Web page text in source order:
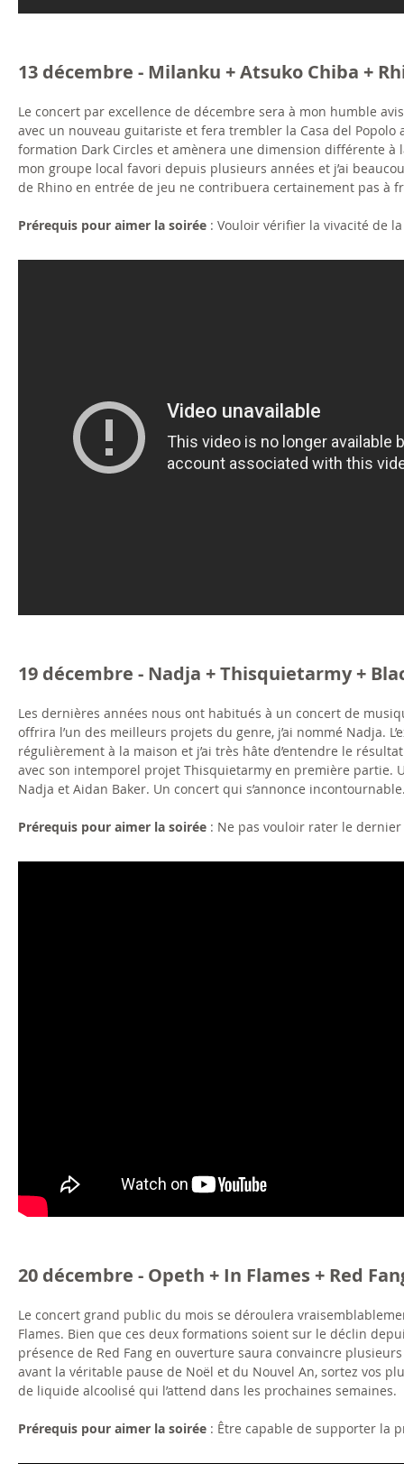
13 décembre - Milanku + Atsuko Chiba +
Le concert par excellence de décembre sera à mon humble
avec un nouveau guitariste et fera trembler la Casa del Popolo
formation Dark Circles et amènera une dimension différente à
mon groupe local favori depuis plusieurs années et j’ai
de Rhino en entrée de jeu ne contribuera certainement pas à
Prérequis pour aimer la soirée : Vouloir vérifier la vivacité de
19 décembre - Nadja + Thisquietarmy +
Les dernières années nous ont habitués à un concert de
offrira l’un des meilleurs projets du genre, j’ai nommé Nadja.
régulièrement à la maison et j’ai très hâte d’entendre le
avec son intemporel projet Thisquietarmy en première partie.
Nadja et Aidan Baker. Un concert qui s’annonce
Prérequis pour aimer la soirée : Ne pas vouloir rater le
20 décembre - Opeth + In Flames + Red
Le concert grand public du mois se déroulera
Flames. Bien que ces deux formations soient sur le déclin
présence de Red Fang en ouverture saura convaincre
avant la véritable pause de Noël et du Nouvel An, sortez vos
de liquide alcoolisé qui l’attend dans les prochaines semaines.
Prérequis pour aimer la soirée : Être capable de supporter la